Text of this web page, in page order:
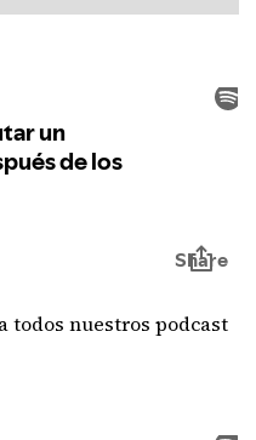
todos nuestros podcast